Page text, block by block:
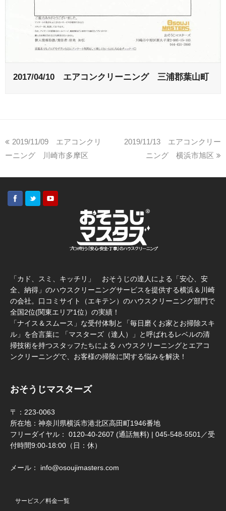
2017/04/10 エアコンクリーニング 三浦郡葉山町
2019/11/09 エアコンクリ
ーニング 川崎市多摩区
2019/11/13 エアコンクリー
ニング 横浜市旭区
「カド、スミ、キッチリ」 おそうじの達人による「安心、安
全、納得」のハウスクリーニングサービスを提供する横浜＆川崎
の会社。口コミサイト（エキテン）のハウスクリーニング部門で
全国2位(関東エリア1位）の実績！
「ナイス＆スムース」な受付体制と「毎日磨くお家とお掃除スキ
ル」を合言葉に 「マスターズ（達人）」と呼ばれるレベルの清
掃技術を持つスタッフたちによる ハウスクリーニングとエアコ
ンクリーニングで、お客様の掃除に関する悩みを解決！
おそうじマスターズ
〒：223-0063
所在地：神奈川県横浜市港北区高田町1946番地
フリーダイヤル： 0120-40-2607 (通話無料) | 045-548-5501／受
付時間9:00-18:00（日：休）
メール： info@osoujimasters.com
サービス／料金一覧